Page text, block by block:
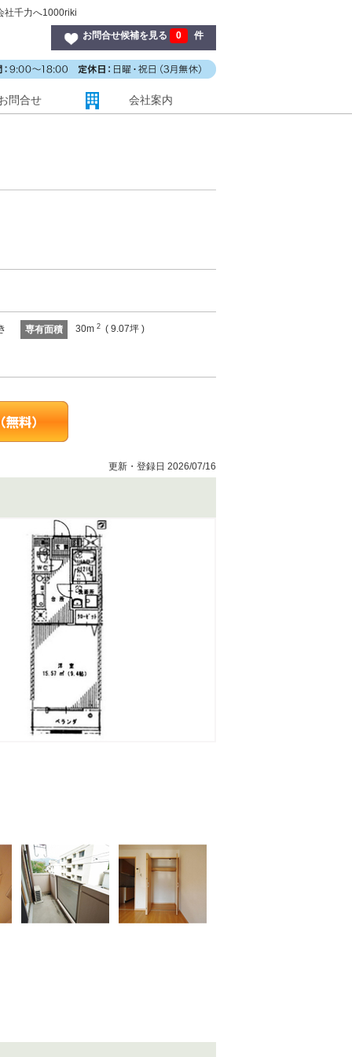
社千力へ1000riki
お問合せ候補を見る 0 件
問合せ 会社案内
専有面積 30m 2( 9.07坪 )
更新・登録日 2026/07/16